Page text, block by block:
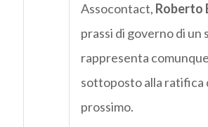
Assocontact, Roberto
prassi di governo di
rappresenta
sottoposto alla ratifica
prossimo.